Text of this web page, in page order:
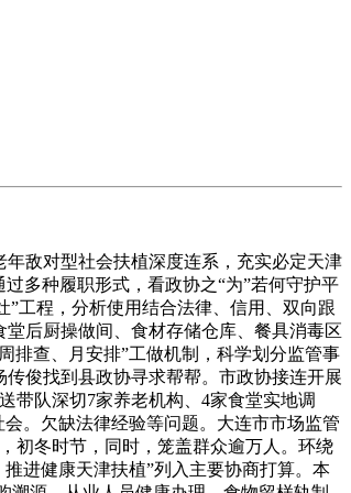
敌对型社会扶植深度连系，充实必定天津
多种履职形式，看政协之“为”若何守护平
”工程，分析使用结合法律、信用、双向跟
后厨操做间、食材存储仓库、餐具消毒区
排查、月安排”工做机制，科学划分监管事
俊找到县政协寻求帮帮。市政协接连开展
带队深切7家养老机构、4家食堂实地调
。欠缺法律经验等问题。大连市市场监管
初冬时节，同时，笼盖群众逾万人。环绕
进健康天津扶植”列入主要协商打算。本